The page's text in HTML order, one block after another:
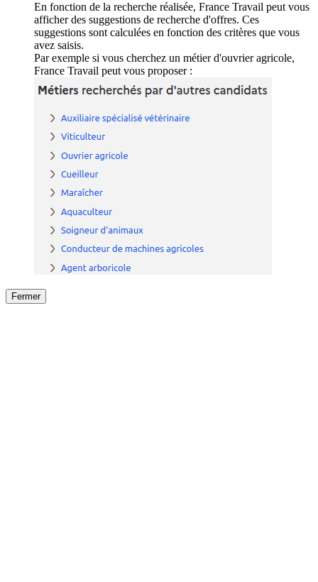
En fonction de la recherche réalisée, France Travail peut vous
afficher des suggestions de recherche d'offres. Ces
suggestions sont calculées en fonction des critères que vous
avez saisis.
Par exemple si vous cherchez un métier d'ouvrier agricole,
France Travail peut vous proposer :
Fermer